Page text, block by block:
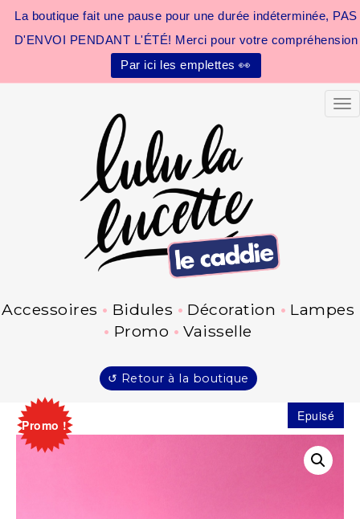
La boutique fait une pause pour une durée indéterminée, PAS
D'ENVOI PENDANT L'ÉTÉ! Merci pour votre compréhension
Par ici les emplettes 👀
Accessoires Bidules Décoration
Lampes
Promo
Vaisselle
↺ Retour à la boutique
Promo !
Epuisé